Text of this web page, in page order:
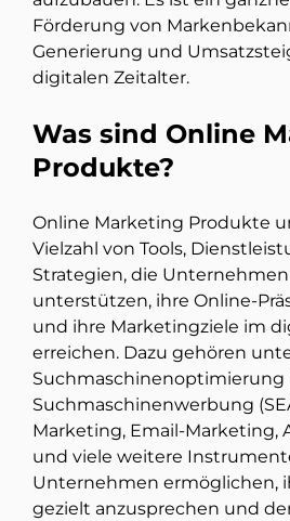
Förderung von
Generierung und
digitalen Zeitalter.
Was sind Online
Produkte?
Online Marketing Produkte
Vielzahl von Tools,
Strategien, die
unterstützen, ihre Online-
und ihre Marketingziele im
erreichen. Dazu gehören
Suchmaschinenoptimierung
Suchmaschinenwerbung
Marketing, Email-Marketing,
und viele weitere
Unternehmen ermöglichen,
gezielt anzusprechen und